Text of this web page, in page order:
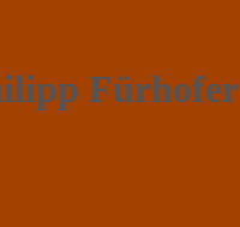
Fürhofer